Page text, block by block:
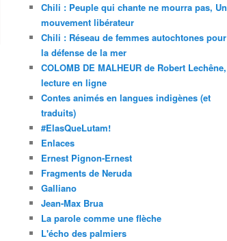
Chili : Peuple qui chante ne mourra pas, Un
mouvement libérateur
Chili : Réseau de femmes autochtones pour
la défense de la mer
COLOMB DE MALHEUR de Robert Lechêne,
lecture en ligne
Contes animés en langues indigènes (et
traduits)
#ElasQueLutam!
Enlaces
Ernest Pignon-Ernest
Fragments de Neruda
Galliano
Jean-Max Brua
La parole comme une flèche
L'écho des palmiers